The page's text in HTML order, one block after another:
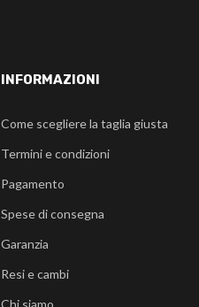
INFORMAZIONI
Come scegliere la taglia giusta
Termini e condizioni
Pagamento
Spese di consegna
Garanzia
Resi e cambi
Chi siamo